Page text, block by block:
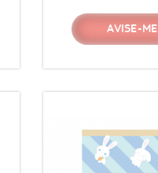
AVISE-ME